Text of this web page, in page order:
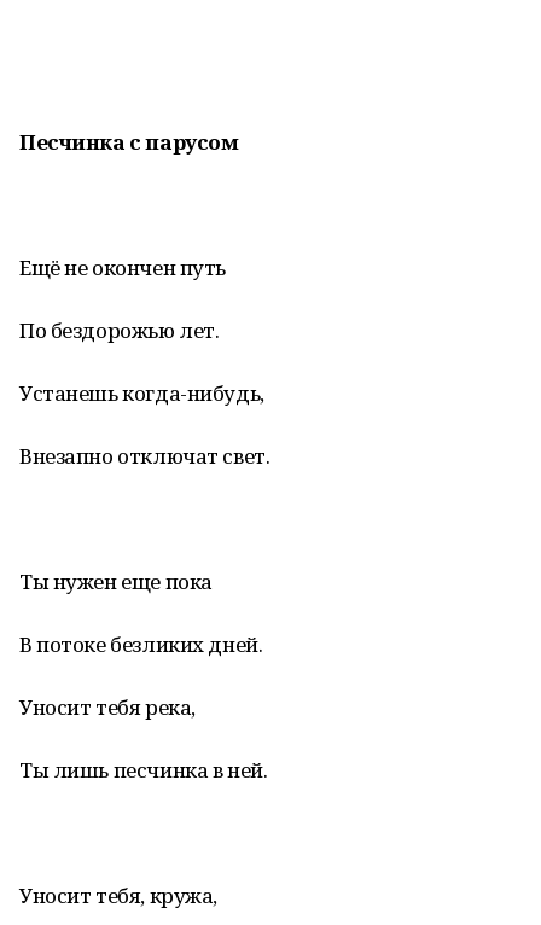
Песчинка с парусом
Ещё не окончен путь
По бездорожью лет.
Устанешь когда-нибудь,
Внезапно отключат свет.
Ты нужен еще пока
В потоке безликих дней.
Уносит тебя река,
Ты лишь песчинка в ней.
Уносит тебя, кружа,